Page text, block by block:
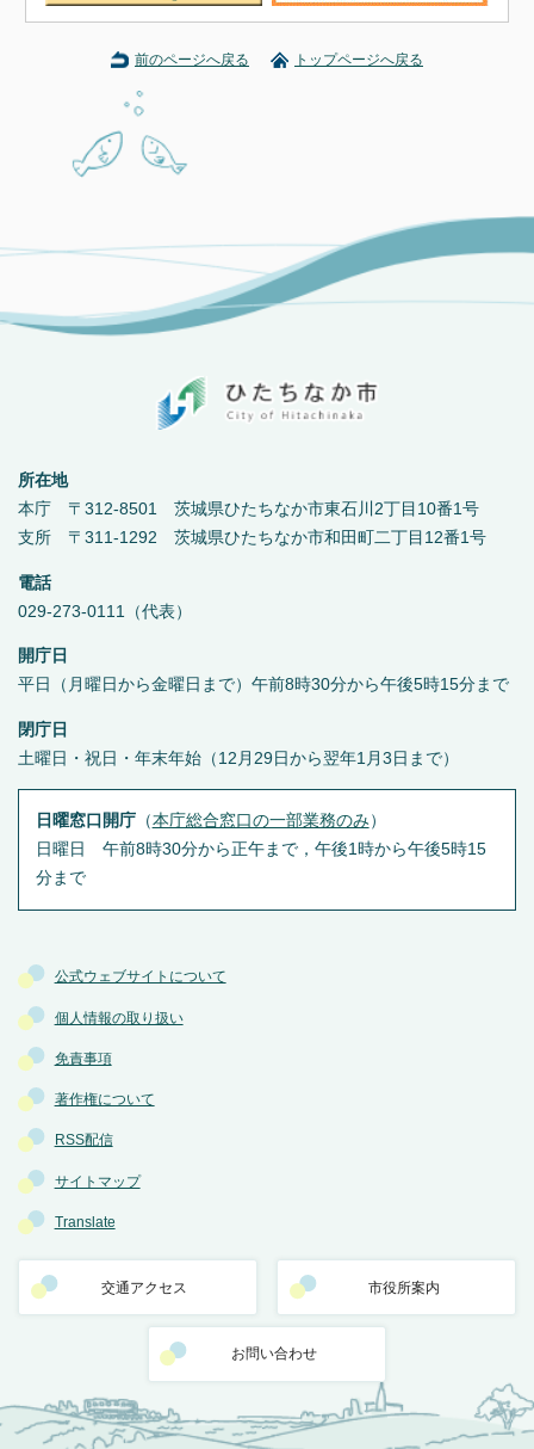
前のページへ戻る トップページへ戻る
公式ウェブサイトについて
個人情報の取り扱い
免責事項
著作権について
RSS配信
サイトマップ
Translate
交通アクセス 市役所案内
お問い合わせ
所在地
本庁 〒312-8501 茨城県ひたちなか市東石川2丁目10番1号
支所 〒311-1292 茨城県ひたちなか市和田町二丁目12番1号
電話
029-273-0111（代表）
開庁日
平日（月曜日から金曜日まで）午前8時30分から午後5時15分まで
閉庁日
土曜日・祝日・年末年始（12月29日から翌年1月3日まで）
日曜窓口開庁（本庁総合窓口の一部業務のみ ）
日曜日 午前8時30分から正午まで，午後1時から午後5時15
分まで